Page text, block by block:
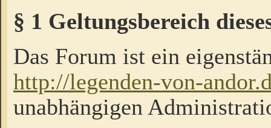
§ 1 Geltungsbereich
Das Forum ist ein
http://legenden-von-
unabhängigen